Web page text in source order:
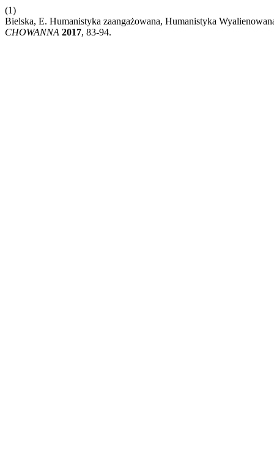
(1)
Bielska, E. Humanistyka zaangażowana, Humanistyka
CHOWANNA 2017, 83-94.